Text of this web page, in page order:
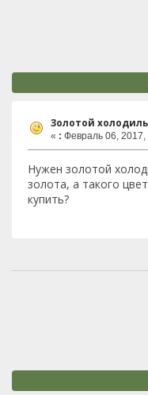
Золотой
« : Февраль 06, 2017,
Нужен золотой
золота, а такого
купить?